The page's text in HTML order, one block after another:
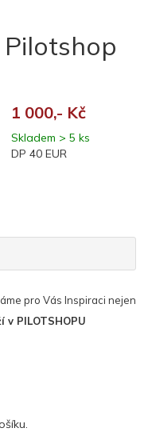
1 000,- Kč
Skladem > 5 ks
DP 40 EUR
pro Vás Inspiraci nejen
v PILOTSHOPU